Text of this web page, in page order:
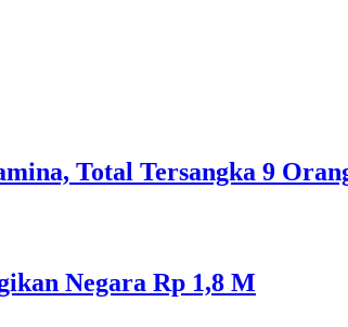
Total Tersangka 9
Negara Rp 1,8 M